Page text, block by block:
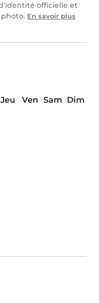
officielle et
En savoir plus
Jeu Ven Sam Dim